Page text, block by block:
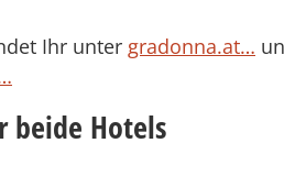
Ihr unter gradonna.at…
beide Hotels